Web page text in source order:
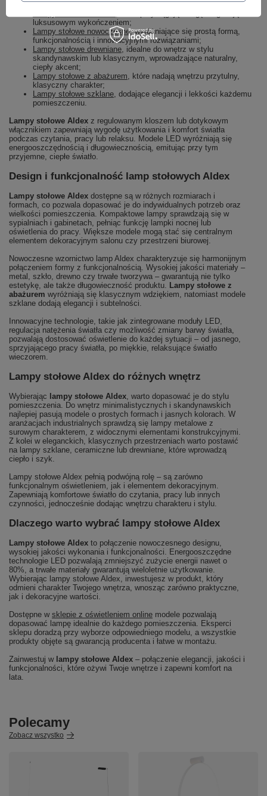
luksusowym wykończeniem;
Lampy stołowe nowoczesne, wyróżniające się prostą formą,
funkcjonalnością i innowacyjnymi rozwiązaniami;
Lampy stołowe drewniane, idealne do wnętrz w stylu
skandynawskim lub klasycznym, wprowadzające naturalny,
ciepły akcent;
Lampy stołowe z abażurem, które nadają wnętrzu przytulny,
klasyczny charakter;
Lampy stołowe szklane, dodające elegancji i lekkości każdemu
pomieszczeniu.
Lampy stołowe Aldex z regulowanym kloszem lub dotykowym
włącznikiem zapewniają wygodę użytkowania i komfort światła
podczas czytania, pracy lub relaksu. Modele LED wyróżniają się
energooszczędnością i długowiecznością, emitując przy tym
przyjemne, ciepłe światło.
Design i funkcjonalność lamp stołowych Aldex
Lampy stołowe Aldex dostępne są w różnych rozmiarach i
formach, co pozwala dopasować je do indywidualnych potrzeb oraz
wielkości pomieszczenia. Kompaktowe lampy sprawdzają się w
sypialniach i gabinetach, pełniąc funkcję lampki nocnej lub
oświetlenia do pracy. Większe modele mogą stać się centralnym
elementem dekoracyjnym salonu czy przestrzeni biurowej.
Nowoczesne wzornictwo lamp Aldex charakteryzuje się harmonijnym
połączeniem formy z funkcjonalnością. Wysokiej jakości materiały –
metal, szkło, drewno czy trwałe tworzywa – gwarantują nie tylko
estetykę, ale także długowieczność produktu. Lampy stołowe z
abażurem wyróżniają się klasycznym wdziękiem, natomiast modele
szklane dodają elegancji i subtelności.
Innowacyjne technologie, takie jak zintegrowane moduły LED,
regulacja natężenia światła czy możliwość zmiany barwy światła,
pozwalają dostosować oświetlenie do każdej sytuacji – od jasnego,
sprzyjającego pracy światła, po miękkie, relaksujące światło
wieczorem.
Lampy stołowe Aldex do różnych wnętrz
Wybierając lampy stołowe Aldex, warto dopasować je do stylu
pomieszczenia. Do wnętrz minimalistycznych i skandynawskich
najlepiej pasują modele o prostych formach i jasnych kolorach. W
aranżacjach industrialnych sprawdzą się lampy metalowe z
surowym charakterem, z widocznymi elementami konstrukcyjnymi.
Z kolei w eleganckich, klasycznych przestrzeniach warto postawić
na lampy szklane, ceramiczne lub drewniane, które wprowadzą
ciepło i szyk.
Lampy stołowe Aldex pełnią podwójną rolę – są zarówno
funkcjonalnym oświetleniem, jak i elementem dekoracyjnym.
Zapewniają komfortowe światło do czytania, pracy lub innych
czynności, jednocześnie dodając wnętrzu charakteru i stylu.
Dlaczego warto wybrać lampy stołowe Aldex
Lampy stołowe Aldex to połączenie nowoczesnego designu,
wysokiej jakości wykonania i funkcjonalności. Energooszczędne
technologie LED pozwalają zmniejszyć zużycie energii nawet o
80%, a trwałe materiały gwarantują wieloletnie użytkowanie.
Wybierając lampy stołowe Aldex, inwestujesz w produkt, który
odmieni charakter Twojego wnętrza, wnosząc zarówno praktyczne,
jak i dekoracyjne wartości.
Dostępne w sklepie z oświetleniem online modele pozwalają
dopasować lampę idealnie do każdego pomieszczenia. Eksperci
sklepu doradzą przy wyborze odpowiedniego modelu, a wszystkie
produkty objęte są gwarancją producenta i łatwe w montażu.
Zainwestuj w lampy stołowe Aldex – połączenie elegancji, jakości i
funkcjonalności, które ożywi Twoje wnętrze i zapewni komfort na
lata.
Polecamy
Zobacz wszystko